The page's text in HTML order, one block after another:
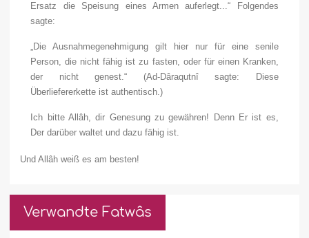
Ersatz die Speisung eines Armen auferlegt...“ Folgendes
sagte:
„Die Ausnahmegenehmigung gilt hier nur für eine senile
Person, die nicht fähig ist zu fasten, oder für einen Kranken,
der nicht genest.“ (Ad-Dâraqutnî sagte: Diese
Überliefererkette ist authentisch.)
Ich bitte Allâh, dir Genesung zu gewähren! Denn Er ist es,
Der darüber waltet und dazu fähig ist.
Und Allâh weiß es am besten!
Verwandte Fatwâs